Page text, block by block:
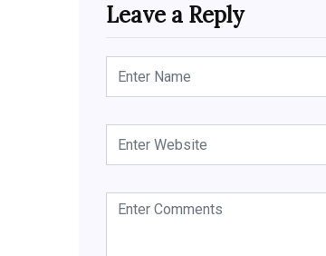
Leave a Reply